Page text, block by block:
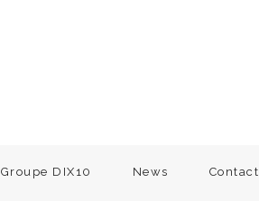
Groupe DIX10 News Contact